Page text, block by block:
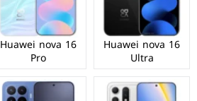
Huawei nova 16
Ultra
Huawei nova 16
Pro